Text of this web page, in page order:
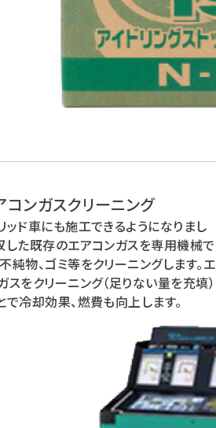
コンガスクリーニング
ッド車にも施工できるようになりまし
した既存のエアコンガスを専用機械で
純物、ゴミ等をクリーニングします。エ
スをクリーニング（足りない量を充填）
で冷却効果、燃費も向上します。